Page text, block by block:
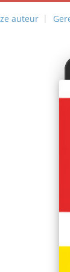
auteur